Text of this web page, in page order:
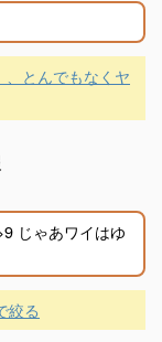
、とんでもなくヤ
じゃあワイはゆ
絞る